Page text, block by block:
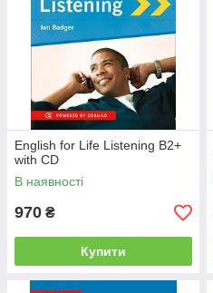
English for Life Listening B2+
with CD
В наявності
970 ₴
Купити